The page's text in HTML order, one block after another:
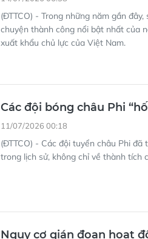
(ĐTTCO) - Trong những năm gần
chuyện thành công nổi bật nhất của
xuất khẩu chủ lực của Việt Nam.
Các đội bóng châu Phi
11/07/2026 00:18
(ĐTTCO) - Các đội tuyển châu Phi
trong lịch sử, không chỉ về thành tích
Nguy cơ gián đoạn hoạt